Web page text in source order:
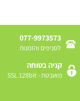
077-9973573
לסניפים והזמנות
קניה בטוחה
מאובטח - SSL 128bit